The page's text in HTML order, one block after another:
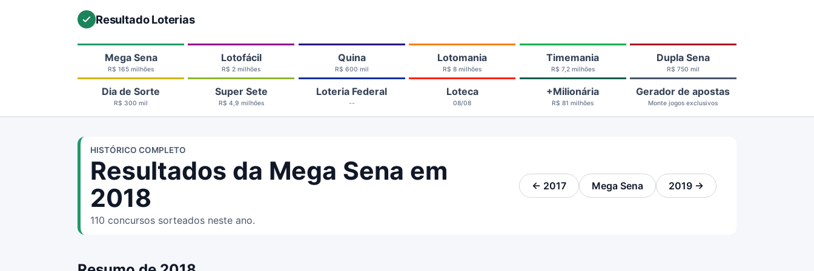
Resultado Loterias
Mega Sena
R$ 165 milhões
Lotofácil
R$ 2 milhões
Quina
R$ 600 mil
Lotomania
R$ 8 milhões
Timemania
R$ 7,2 milhões
Dupla Sena
R$ 750 mil
Dia de Sorte
R$ 300 mil
Super Sete
R$ 4,9 milhões
Loteria Federal
--
Loteca
08/08
+Milionária
R$ 81 milhões
Gerador de apostas
Monte jogos exclusivos
HISTÓRICO COMPLETO
Resultados da Mega Sena em
2018
110 concursos sorteados neste ano.
← 2017 Mega Sena 2019 →